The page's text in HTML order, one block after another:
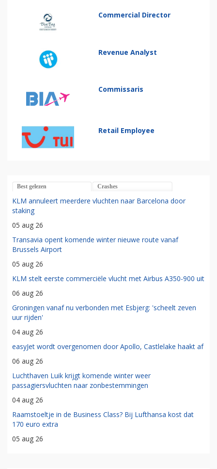
Commercial Director
Revenue Analyst
Commissaris
Retail Employee
Best gelezen Crashes
KLM annuleert meerdere vluchten naar Barcelona door
staking
05 aug 26
Transavia opent komende winter nieuwe route vanaf
Brussels Airport
05 aug 26
KLM stelt eerste commerciële vlucht met Airbus A350-900 uit
06 aug 26
Groningen vanaf nu verbonden met Esbjerg: 'scheelt zeven
uur rijden'
04 aug 26
easyJet wordt overgenomen door Apollo, Castlelake haakt af
06 aug 26
Luchthaven Luik krijgt komende winter weer
passagiersvluchten naar zonbestemmingen
04 aug 26
Raamstoeltje in de Business Class? Bij Lufthansa kost dat
170 euro extra
05 aug 26